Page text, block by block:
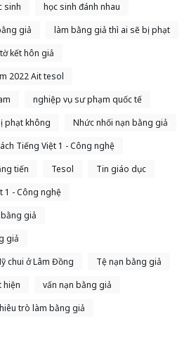
sinh
học sinh đánh nhau
giả
làm bằng giả thì ai sẽ bị phạt
kết hôn giả
2022 Ait tesol
nghiệp vụ sư phạm quốc tế
phạt không
Nhức nhối nạn bằng giả
Tiếng Việt 1 - Công nghệ
tiến
Tesol
Tin giáo dục
1 - Công nghệ
giả
giả
chui ở Lâm Đồng
Tệ nạn bằng giả
hiện
vấn nạn bằng giả
trò làm bằng giả